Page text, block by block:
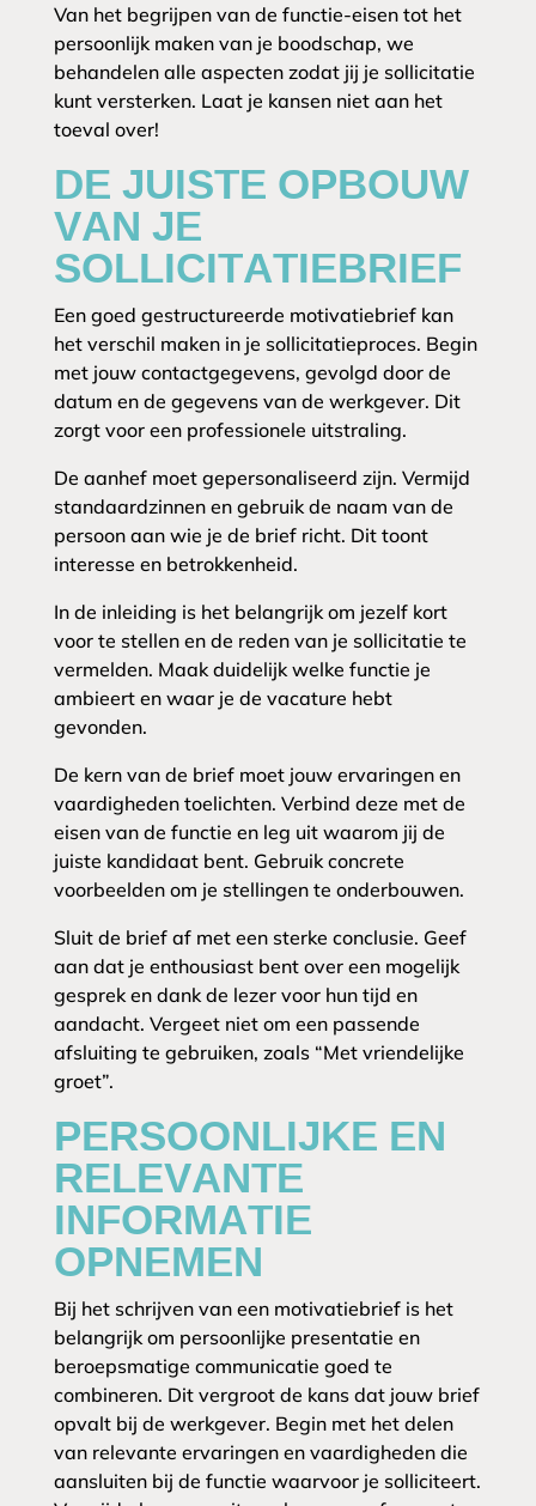
Van het begrijpen van de functie-eisen tot het
persoonlijk maken van je boodschap, we
behandelen alle aspecten zodat jij je sollicitatie
kunt versterken. Laat je kansen niet aan het
toeval over!
DE JUISTE OPBOUW
VAN JE
SOLLICITATIEBRIEF
Een goed gestructureerde motivatiebrief kan
het verschil maken in je sollicitatieproces. Begin
met jouw contactgegevens, gevolgd door de
datum en de gegevens van de werkgever. Dit
zorgt voor een professionele uitstraling.
De aanhef moet gepersonaliseerd zijn. Vermijd
standaardzinnen en gebruik de naam van de
persoon aan wie je de brief richt. Dit toont
interesse en betrokkenheid.
In de inleiding is het belangrijk om jezelf kort
voor te stellen en de reden van je sollicitatie te
vermelden. Maak duidelijk welke functie je
ambieert en waar je de vacature hebt
gevonden.
De kern van de brief moet jouw ervaringen en
vaardigheden toelichten. Verbind deze met de
eisen van de functie en leg uit waarom jij de
juiste kandidaat bent. Gebruik concrete
voorbeelden om je stellingen te onderbouwen.
Sluit de brief af met een sterke conclusie. Geef
aan dat je enthousiast bent over een mogelijk
gesprek en dank de lezer voor hun tijd en
aandacht. Vergeet niet om een passende
afsluiting te gebruiken, zoals “Met vriendelijke
groet”.
PERSOONLIJKE EN
RELEVANTE
INFORMATIE
OPNEMEN
Bij het schrijven van een motivatiebrief is het
belangrijk om persoonlijke presentatie en
beroepsmatige communicatie goed te
combineren. Dit vergroot de kans dat jouw brief
opvalt bij de werkgever. Begin met het delen
van relevante ervaringen en vaardigheden die
aansluiten bij de functie waarvoor je solliciteert.